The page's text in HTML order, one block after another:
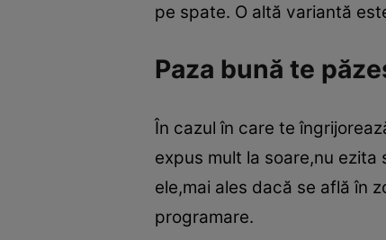
pe spate. O altă variantă
Paza bună te
În cazul în care te
expus mult la soare,nu
ele,mai ales dacă se află în
programare.